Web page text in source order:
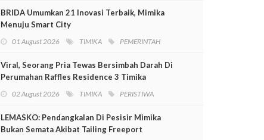
BRIDA Umumkan 21 Inovasi Terbaik, Mimika
Menuju Smart City
01 August 2026 TIMIKA PEMERINTAH
Viral, Seorang Pria Tewas Bersimbah Darah Di
Perumahan Raffles Residence 3 Timika
02 August 2026 TIMIKA PERISTIWA
LEMASKO: Pendangkalan Di Pesisir Mimika
Bukan Semata Akibat Tailing Freeport